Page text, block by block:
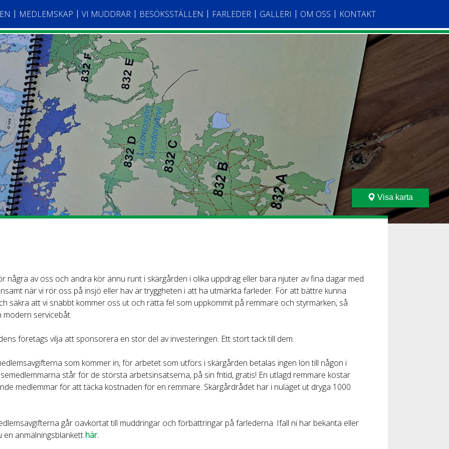
MEDLEMSKAP VI MUDDRAR BESÖKSSTÄLLEN FARLEDER GALLERI OM OSS KONTAKT
Visa karta
några av oss och andra kör ännu runt i skärgården i olika uppdrag eller bara njuter av fina dagar med
när vi rör oss på insjö eller hav är tryggheten i att ha utmärkta farleder. För att bättre kunna
säkra att vi snabbt kommer oss ut och rätta fel som uppkommit på remmare och styrmärken, så
modern servicebåt.
företags vilja att sponsorera en stor del av investeringen. Ett stort tack till dem.
som kommer in, för arbetet som utförs i skärgården betalas ingen lön till någon i
står för de största arbetsinsatserna, på sin fritid, gratis! En utlagd remmare kostar
medlemmar för att täcka kostnaden för en remmare. Skärgårdrådet har i nuläget ut dryga 1000
går oavkortat till muddringar och förbättringar på farlederna. Ifall ni har bekanta eller
en anmälningsblankett här.